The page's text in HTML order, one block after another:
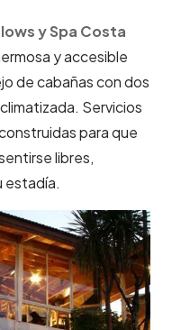
y Spa Costa
y accesible
de cabañas con dos
Servicios
para que
libres,
estadía.